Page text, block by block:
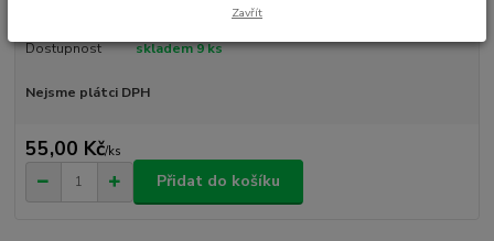
Dostupnost skladem 9 ks
Nejsme plátci DPH
55,00 Kč/ks
Přidat do košíku
Zavřít